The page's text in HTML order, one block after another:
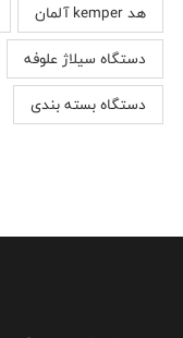
هد kemper آلمان
دستگاه سیلاژ علوفه
دستگاه بسته بندی